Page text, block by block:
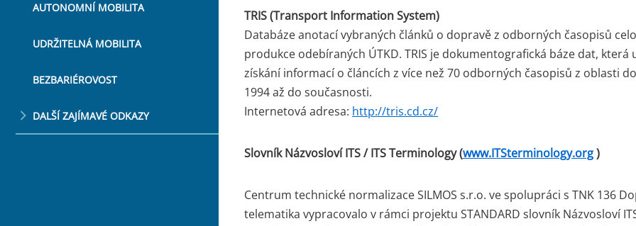
AUTONOMNÍ MOBILITA
UDRŽITELNÁ MOBILITA
BEZBARIÉROVOST
DALŠÍ ZAJÍMAVÉ ODKAZY
TRIS (Transport Information System)
Databáze anotací vybraných článků o dopravě z odborných časopisů
produkce odebíraných ÚTKD. TRIS je dokumentografická báze dat, která
získání informací o článcích z více než 70 odborných časopisů z oblasti
1994 až do současnosti.
Internetová adresa: http://tris.cd.cz/
Slovník Názvosloví ITS / ITS Terminology (www.ITSterminology.org)
Centrum technické normalizace SILMOS s.r.o. ve spolupráci s TNK 136
telematika vypracovalo v rámci projektu STANDARD slovník Názvosloví